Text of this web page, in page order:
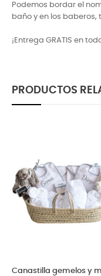
Podemos bordar el
baño y en los
¡Entrega GRATIS en
PRODUCTOS
Canastilla gemelos y